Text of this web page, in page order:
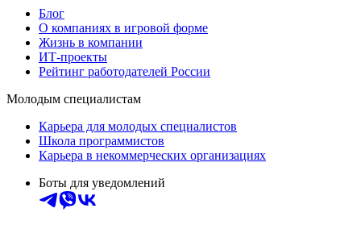
Блог
О компаниях в игровой форме
Жизнь в компании
ИТ-проекты
Рейтинг работодателей России
Молодым специалистам
Карьера для молодых специалистов
Школа программистов
Карьера в некоммерческих организациях
Боты для уведомлений